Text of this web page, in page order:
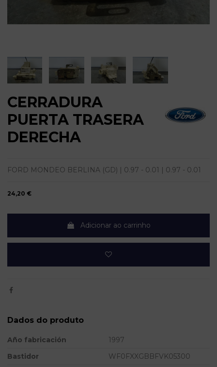
CERRADURA
PUERTA TRASERA
DERECHA
FORD MONDEO BERLINA (GD) | 0.97 - 0.01 | 0.97 - 0.01
24,20 €
Adicionar ao carrinho
Dados do produto
Año fabricación
1997
Bastidor
WF0FXXGBBFVK05300